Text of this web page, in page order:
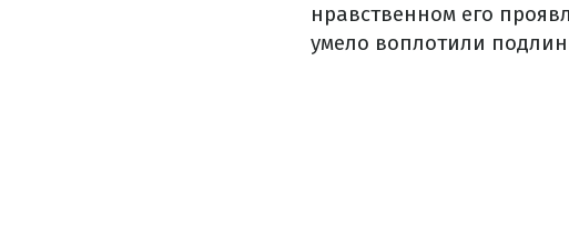
нравственном его
умело воплотили